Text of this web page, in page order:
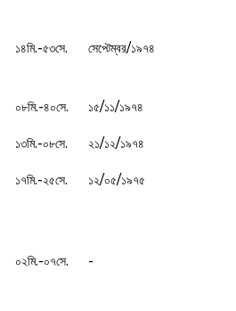
১৪মি.-৫৩সে. সেপ্টেম্বর/১৯৭৪
০৮মি.-৪০সে. ১৫/১১/১৯৭৪
১৩মি.-০৮সে. ২১/১২/১৯৭৪
১৭মি.-২৫সে. ১২/০৫/১৯৭৫
০২মি.-০৭সে. -